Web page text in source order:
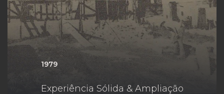
1979
Experiência Sólida & Ampliação